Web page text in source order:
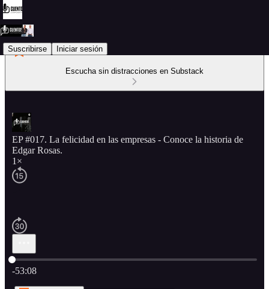
Suscribirse Iniciar sesión
Escucha sin distracciones en Substack
EP #017. La felicidad en las empresas - Conoce la historia de
Edgar Rosas.
1×
Hora actual: 0:00 / Tiempo total: -53:08
-53:08